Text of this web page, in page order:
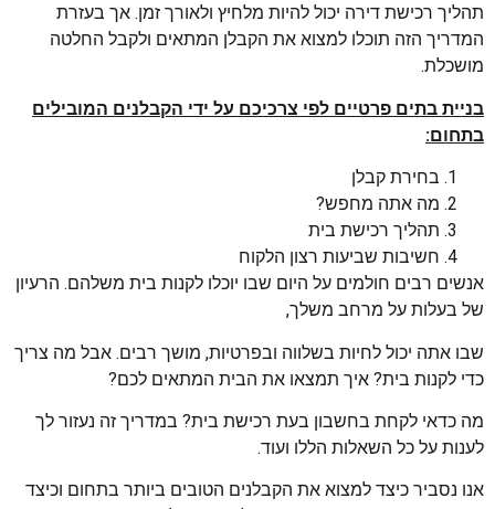
תהליך רכישת דירה יכול להיות מלחיץ ולאורך זמן. אך בעזרת
המדריך הזה תוכלו למצוא את הקבלן המתאים ולקבל החלטה
מושכלת.
בניית בתים פרטיים לפי צרכיכם על ידי הקבלנים המובילים
בתחום:
בחירת קבלן
מה אתה מחפש?
תהליך רכישת בית
חשיבות שביעות רצון הלקוח
אנשים רבים חולמים על היום שבו יוכלו לקנות בית משלהם. הרעיון
של בעלות על מרחב משלך,
שבו אתה יכול לחיות בשלווה ובפרטיות, מושך רבים. אבל מה צריך
כדי לקנות בית? איך תמצאו את הבית המתאים לכם?
מה כדאי לקחת בחשבון בעת רכישת בית? במדריך זה נעזור לך
לענות על כל השאלות הללו ועוד.
אנו נסביר כיצד למצוא את הקבלנים הטובים ביותר בתחום וכיצד